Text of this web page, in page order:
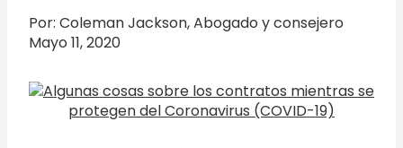
Por: Coleman Jackson, Abogado y consejero
Mayo 11, 2020